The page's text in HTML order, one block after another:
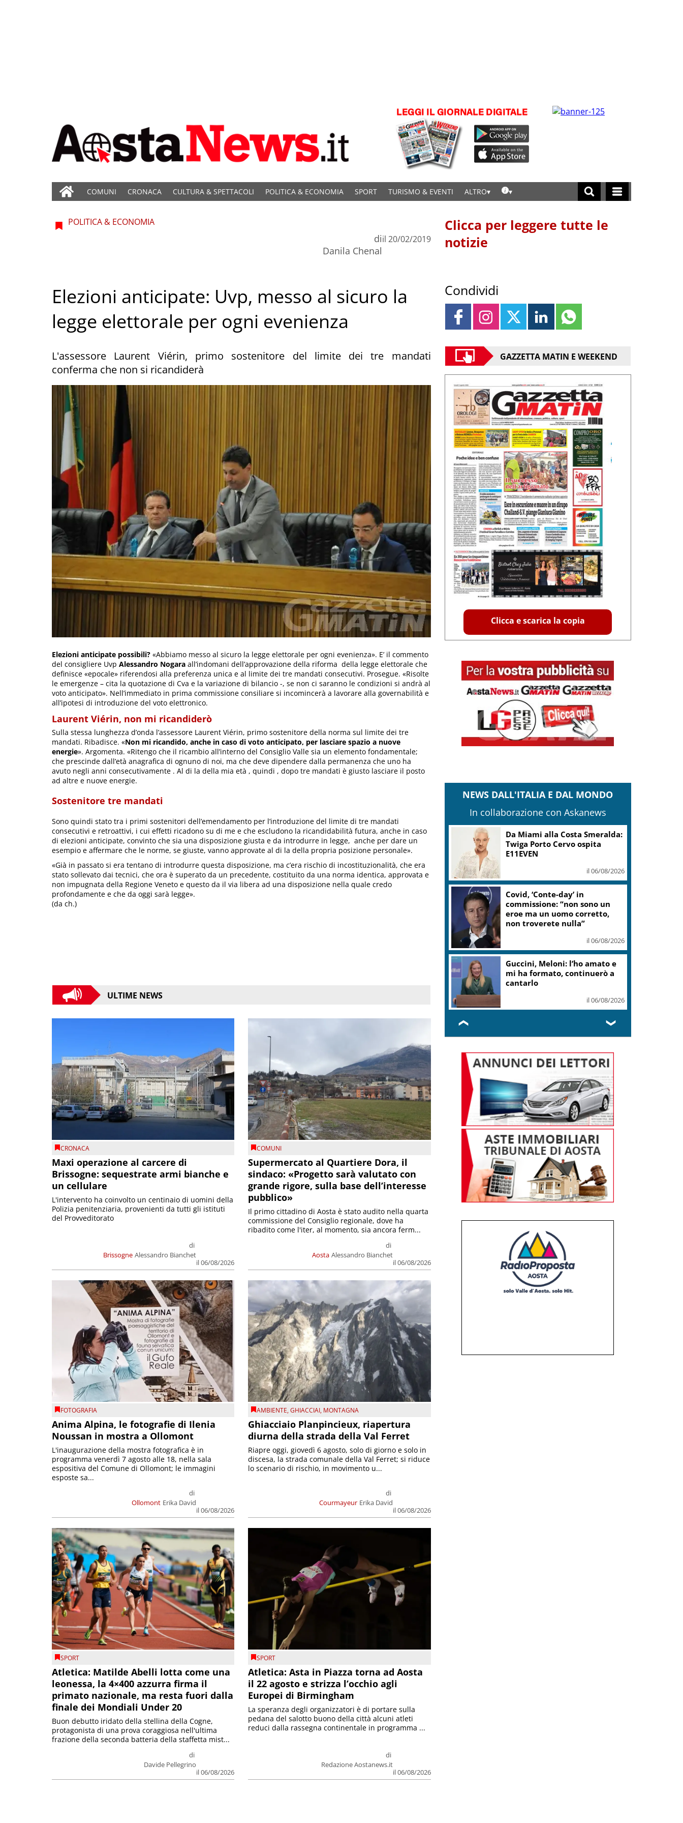
COMUNI CRONACA CULTURA & SPETTACOLI POLITICA & ECONOMIA SPORT TURISMO & EVENTI ALTRO
POLITICA & ECONOMIA
di
Danila Chenal
il 20/02/2019
Elezioni anticipate: Uvp, messo al sicuro la
legge elettorale per ogni evenienza
L'assessore Laurent Viérin, primo sostenitore del limite dei tre mandati
conferma che non si ricandiderà
Elezioni anticipate possibili? «Abbiamo messo al sicuro la legge elettorale per ogni evenienza». E’ il commento
del consigliere Uvp Alessandro Nogara all’indomani dell’approvazione della riforma della legge elettorale che
definisce «epocale» riferendosi alla preferenza unica e al limite dei tre mandati consecutivi. Prosegue. «Risolte
le emergenze – cita la quotazione di Cva e la variazione di bilancio -, se non ci saranno le condizioni si andrà al
voto anticipato». Nell’immediato in prima commissione consiliare si incomincerà a lavorare alla governabilità e
all’ipotesi di introduzione del voto elettronico.
Laurent Viérin, non mi ricandiderò
Sulla stessa lunghezza d’onda l’assessore Laurent Viérin, primo sostenitore della norma sul limite dei tre
mandati. Ribadisce. «Non mi ricandido, anche in caso di voto anticipato, per lasciare spazio a nuove
energie». Argomenta. «Ritengo che il ricambio all’interno del Consiglio Valle sia un elemento fondamentale;
che prescinde dall’età anagrafica di ognuno di noi, ma che deve dipendere dalla permanenza che uno ha
avuto negli anni consecutivamente . Al di la della mia età , quindi , dopo tre mandati è giusto lasciare il posto
ad altre e nuove energie.
Sostenitore tre mandati
Sono quindi stato tra i primi sostenitori dell’emendamento per l’introduzione del limite di tre mandati
consecutivi e retroattivi, i cui effetti ricadono su di me e che escludono la ricandidabilità futura, anche in caso
di elezioni anticipate, convinto che sia una disposizione giusta e da introdurre in legge, anche per dare un
esempio e affermare che le norme, se giuste, vanno approvate al di la della propria posizione personale».
«Già in passato si era tentano di introdurre questa disposizione, ma c’era rischio di incostituzionalità, che era
stato sollevato dai tecnici, che ora è superato da un precedente, costituito da una norma identica, approvata e
non impugnata della Regione Veneto e questo da il via libera ad una disposizione nella quale credo
profondamente e che da oggi sarà legge».
(da ch.)
ULTIME NEWS
CRONACA
Maxi operazione al carcere di
Brissogne: sequestrate armi bianche e
un cellulare
Brissogne
di
Alessandro Bianchet
il 06/08/2026
L'intervento ha coinvolto un centinaio di uomini della
Polizia penitenziaria, provenienti da tutti gli istituti
del Provveditorato
COMUNI
Supermercato al Quartiere Dora, il
sindaco: «Progetto sarà valutato con
grande rigore, sulla base dell’interesse
pubblico»
Aosta
di
Alessandro Bianchet
il 06/08/2026
Il primo cittadino di Aosta è stato audito nella quarta
commissione del Consiglio regionale, dove ha
ribadito come l'iter, al momento, sia ancora ferm...
FOTOGRAFIA
Anima Alpina, le fotografie di Ilenia
Noussan in mostra a Ollomont
Ollomont
di
Erika David
il 06/08/2026
L'inaugurazione della mostra fotografica è in
programma venerdì 7 agosto alle 18, nella sala
espositiva del Comune di Ollomont; le immagini
esposte sa...
AMBIENTE,GHIACCIAI, MONTAGNA
Ghiacciaio Planpincieux, riapertura
diurna della strada della Val Ferret
Courmayeur
di
Erika David
il 06/08/2026
Riapre oggi, giovedì 6 agosto, solo di giorno e solo in
discesa, la strada comunale della Val Ferret; si riduce
lo scenario di rischio, in movimento u...
SPORT
Atletica: Matilde Abelli lotta come una
leonessa, la 4×400 azzurra firma il
primato nazionale, ma resta fuori dalla
finale dei Mondiali Under 20
di
Davide Pellegrino
il 06/08/2026
Buon debutto iridato della stellina della Cogne,
protagonista di una prova coraggiosa nell'ultima
frazione della seconda batteria della staffetta mist...
SPORT
Atletica: Asta in Piazza torna ad Aosta
il 22 agosto e strizza l’occhio agli
Europei di Birmingham
di
Redazione Aostanews.it
il 06/08/2026
La speranza degli organizzatori è di portare sulla
pedana del salotto buono della città alcuni atleti
reduci dalla rassegna continentale in programma ...
Clicca per leggere tutte le
notizie
Condividi
GAZZETTA MATIN E WEEKEND
Clicca e scarica la copia
NEWS DALL'ITALIA E DAL MONDO
In collaborazione con Askanews
Da Miami alla Costa Smeralda:
Twiga Porto Cervo ospita
E11EVEN
il 06/08/2026
Covid, ‘Conte-day’ in
commissione: “non sono un
eroe ma un uomo corretto,
non troverete nulla”
il 06/08/2026
Guccini, Meloni: l’ho amato e
mi ha formato, continuerò a
cantarlo
il 06/08/2026
❮ ❯